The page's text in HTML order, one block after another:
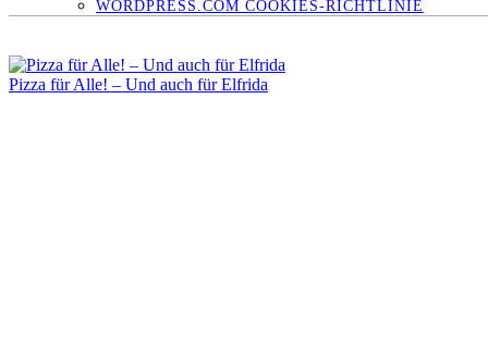
WORDPRESS.COM COOKIES-RICHTLINIE
Pizza für Alle! – Und auch für Elfrida